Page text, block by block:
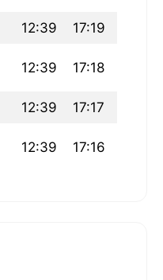
12:39 17:19
12:39 17:18
12:39 17:17
12:39 17:16